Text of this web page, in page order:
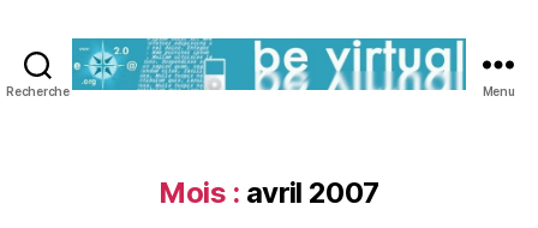
Recherche Menu
Mois : avril 2007